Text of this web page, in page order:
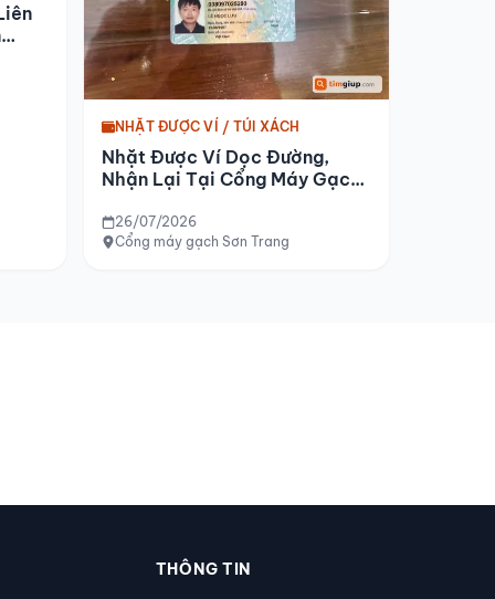
NHẶT ĐƯỢC VÍ / TÚI XÁCH
Nhặt Được Ví Dọc Đường,
Nhận Lại Tại Cổng Máy Gạch
26/07/2026
Cổng máy gạch Sơn Trang
THÔNG TIN